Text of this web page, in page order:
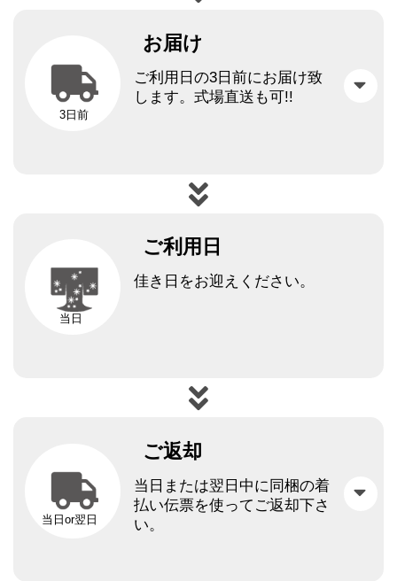
お届け
3日前
ご利用日の3日前にお届け致
します。 式場直送も可!!
ご利用日
当日
佳き日をお迎えください。
ご返却
当日or翌日
当日または翌日中に同梱の着
払い伝票を使ってご返却下さ
い。